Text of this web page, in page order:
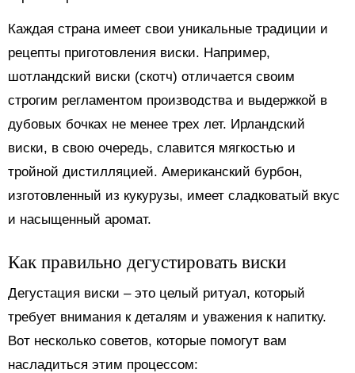
Каждая страна имеет свои уникальные традиции и
рецепты приготовления виски. Например,
шотландский виски (скотч) отличается своим
строгим регламентом производства и выдержкой в
дубовых бочках не менее трех лет. Ирландский
виски, в свою очередь, славится мягкостью и
тройной дистилляцией. Американский бурбон,
изготовленный из кукурузы, имеет сладковатый вкус
и насыщенный аромат.
Как правильно дегустировать виски
Дегустация виски – это целый ритуал, который
требует внимания к деталям и уважения к напитку.
Вот несколько советов, которые помогут вам
насладиться этим процессом: